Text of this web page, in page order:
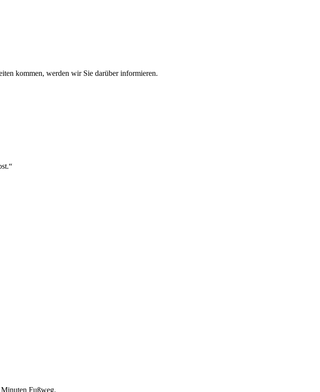
kommen, werden wir Sie darüber informieren.
Fußweg.